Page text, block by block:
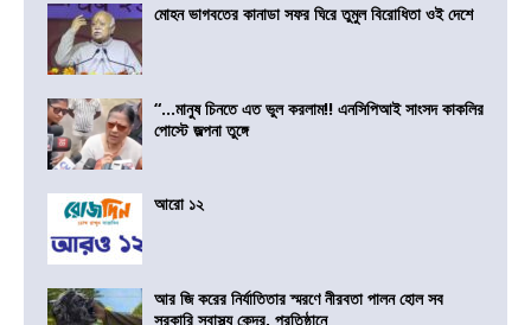
মোহন ভাগবতের কানাডা সফর ঘিরে তুমুল বিরোধিতা ওই দেশে
“…মানুষ চিনতে এত ভুল করলাম!! এনসিপিআই সাংসদ কাকলির
পোস্টে জল্পনা তুঙ্গে
আরো ১২
আর জি করের নির্যাতিতার স্মরণে নীরবতা পালন হোল সব
সরকারি স্বাস্থ্য কেন্দ্র, প্রতিষ্ঠানে